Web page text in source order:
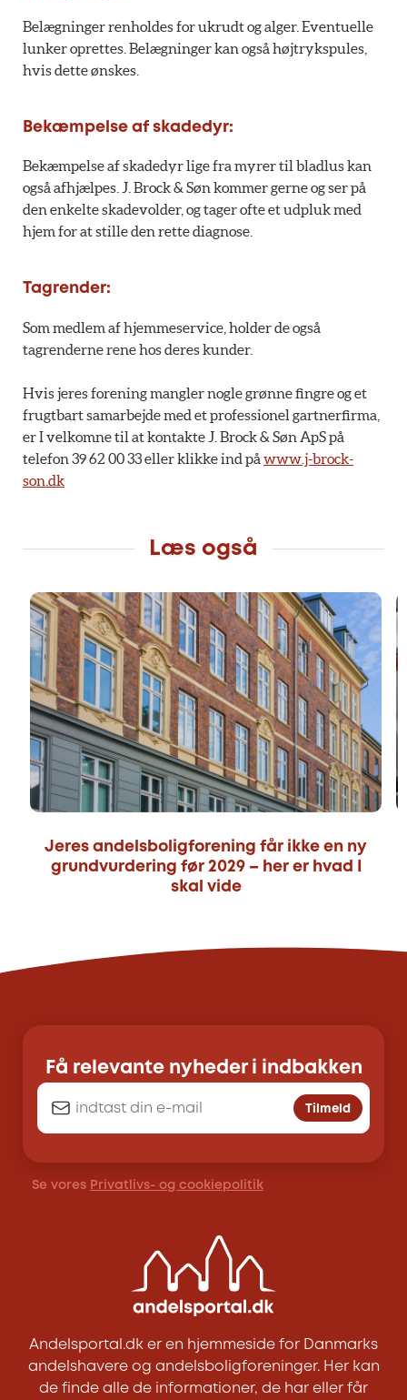
Belægninger renholdes for ukrudt og alger. Eventuelle
lunker oprettes. Belægninger kan også højtrykspules,
hvis dette ønskes.
Bekæmpelse af skadedyr:
Bekæmpelse af skadedyr lige fra myrer til bladlus kan
også afhjælpes. J. Brock & Søn kommer gerne og ser på
den enkelte skadevolder, og tager ofte et udpluk med
hjem for at stille den rette diagnose.
Tagrender:
Som medlem af hjemmeservice, holder de også
tagrenderne rene hos deres kunder.
Hvis jeres forening mangler nogle grønne fingre og et
frugtbart samarbejde med et professionel gartnerfirma,
er I velkomne til at kontakte J. Brock & Søn ApS på
telefon 39 62 00 33 eller klikke ind på www.j-brock-
son.dk
Læs også
Jeres andelsboligforening får ikke en ny
grundvurdering før 2029 – her er hvad I
skal vide
Få relevante nyheder i indbakken
Tilmeld
Se vores Privatlivs- og cookiepolitik
Andelsportal.dk er en hjemmeside for Danmarks
andelshavere og andelsboligforeninger. Her kan
de finde alle de informationer, de har eller får